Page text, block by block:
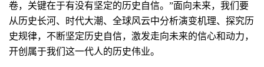
卷，关键在于有没有坚定的历史自信。”面向未来，我们要
从历史长河、时代大潮、全球风云中分析演变机理、探究历
史规律，不断坚定历史自信，激发走向未来的信心和动力，
开创属于我们这一代人的历史伟业。